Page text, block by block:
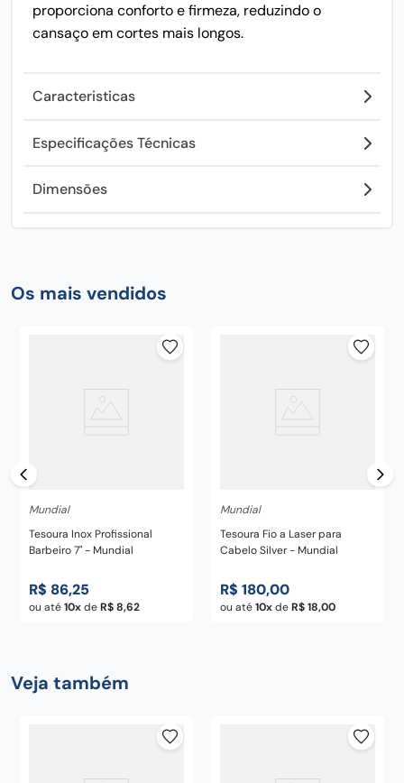
proporciona conforto e firmeza, reduzindo o
cansaço em cortes mais longos.
Caracteristicas
Especificações Técnicas
Dimensões
Os mais vendidos
Mundial
Tesoura Inox Profissional
Barbeiro 7" - Mundial
R$ 86,25
ou até10 deR$8,62
Mundial
Tesoura Fio a Laser para
Cabelo Silver - Mundial
R$ 180,00
ou até10 deR$18,00
Veja também